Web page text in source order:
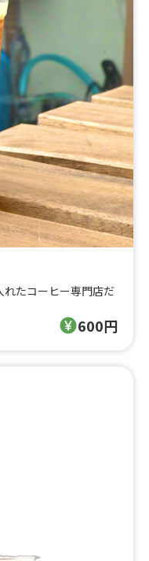
たコーヒー専門店だ
600円